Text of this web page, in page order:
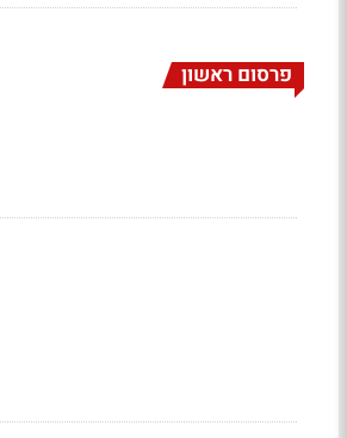
פרסום ראשון